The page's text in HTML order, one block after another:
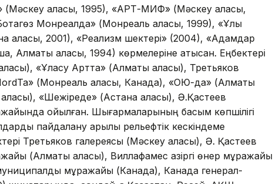
(Мәскеу қаласы, 1995), «АРТ-МИФ» (Мәскеу қаласы,
Монреалда» (Монреаль қаласы, 1999), «Ұлы
қаласы, 2001), «Реализм шектері» (2004), «Адамдар
Алматы қаласы, 1994) көрмелеріне қатысқан. Еңбектері
«Ұласу Артта» (Алматы қаласы), Третьяков
(Монреаль қаласы, Канада), «ОЮ-да» (Алматы
«Шежіреде» (Астана қаласы), Ә.Қастеев
қойылған. Шығармаларының басым көпшілігі
пайдалану арқылы рельефтік кескіндеме
Третьяков галереясы (Мәскеу қаласы), Ә. Қастеев
(Алматы қаласы), Виллафамес қазіргі өнер мұражайы
мұражайы (Канада), Канада генерал-